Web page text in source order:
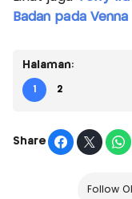
Badan pada Venna
Halaman:
1 2
Share
Follow